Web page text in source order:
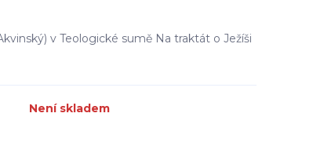
v Teologické sumě Na traktát o Ježíši
Není skladem